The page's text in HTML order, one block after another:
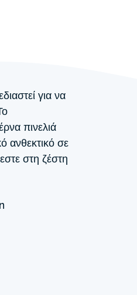
για να
πινελιά
ανθεκτικό σε
στη ζέστη